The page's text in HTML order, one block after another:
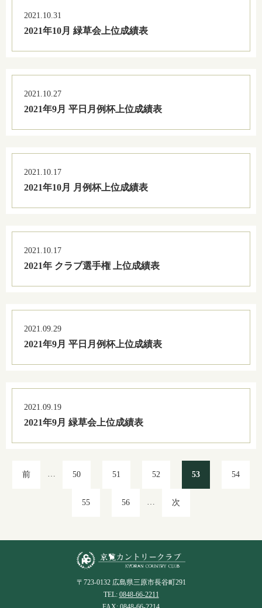
2021.10.31
2021年10月 緑草会上位成績表
2021.10.27
2021年9月 平日月例杯上位成績表
2021.10.17
2021年10月 月例杯上位成績表
2021.10.17
2021年 クラブ選手権 上位成績表
2021.09.29
2021年9月 平日月例杯上位成績表
2021.09.19
2021年9月 緑草会上位成績表
前 … 50 51 52 53 54
55 56 … 次
〒723-0132 広島県三原市長谷町291
TEL: 0848-66-2211